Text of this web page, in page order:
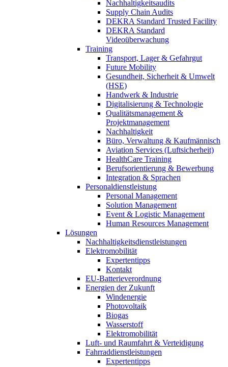
Nachhaltigkeitsaudits
Supply Chain Audits
DEKRA Standard Trusted Facility
DEKRA Standard
Videoüberwachung
Training
Transport, Lager & Gefahrgut
Future Mobility
Gesundheit, Sicherheit & Umwelt
(HSE)
Handwerk & Industrie
Digitalisierung & Technologie
Qualitätsmanagement &
Projektmanagement
Nachhaltigkeit
Büro, Verwaltung & Kaufmännisch
Aviation Services (Luftsicherheit)
HealthCare Training
Berufsorientierung & Bewerbung
Integration & Sprachen
Personaldienstleistung
Personal Management
Solution Management
Event & Logistic Management
Human Resources Management
Lösungen
Nachhaltigkeitsdienstleistungen
Elektromobilität
Expertentipps
Kontakt
EU-Batterieverordnung
Energien der Zukunft
Windenergie
Photovoltaik
Biogas
Wasserstoff
Elektromobilität
Luft- und Raumfahrt & Verteidigung
Fahrraddienstleistungen
Expertentipps